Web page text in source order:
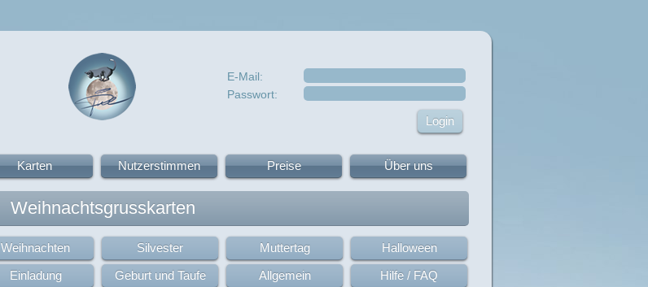
E-Mail:
Passwort:
Karten Nutzerstimmen Preise Über uns
Weihnachtsgrusskarten
Weihnachten Silvester Muttertag
Halloween
Einladung Geburt und Taufe Allgemein Hilfe / FAQ